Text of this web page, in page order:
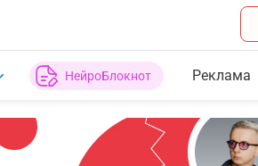
НейроБлокнот Реклама